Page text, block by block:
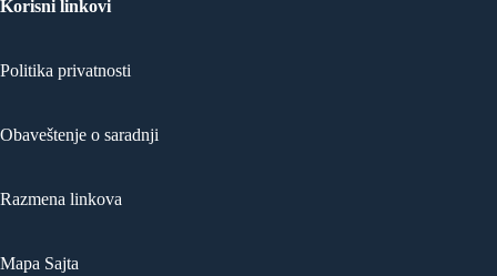
Korisni linkovi
Politika privatnosti
Obaveštenje o saradnji
Razmena linkova
Mapa Sajta